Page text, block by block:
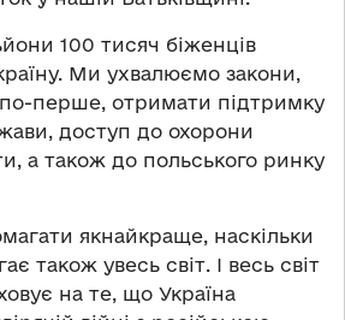
100 тисяч біженців
Ми ухвалюємо закони,
по-перше, отримати підтримку
доступ до охорони
а також до польського ринку
якнайкраще, наскільки
також увесь світ. І весь світ
на те, що Україна